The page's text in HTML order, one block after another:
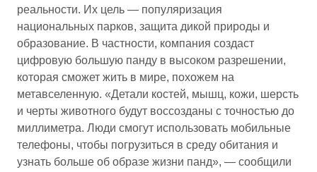
реальности. Их цель — популяризация
национальных парков, защита дикой природы и
образование. В частности, компания создаст
цифровую большую панду в высоком разрешении,
которая сможет жить в мире, похожем на
метавселенную. «Детали костей, мышц, кожи, шерсть
и черты животного будут воссозданы с точностью до
миллиметра. Люди смогут использовать мобильные
телефоны, чтобы погрузиться в среду обитания и
узнать больше об образе жизни панд», — сообщили